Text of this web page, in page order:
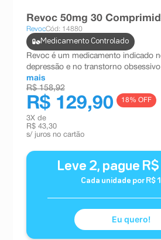
Revoc 50mg 30
RevocCód: 14880
Medicamento Controlado
Revoc é um medicamento indicado
depressão e no transtorno
mais
R$ 158,92
R$ 129,90 18% OFF
3X de
R$ 43,30
s/ juros no cartão
Leve 2, pague R$
Cada unidade por R$
Eu quero!
teste gravidez
absorvente
ºshampoo